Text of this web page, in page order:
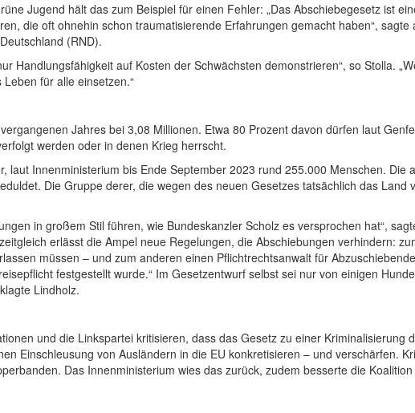
Jugend hält das zum Beispiel für einen Fehler: „Das Abschiebe­gesetz ist
die oft ohnehin schon traumatisierende Erfahrungen gemacht haben“,
(RND).
Handlungs­fähigkeit auf Kosten der Schwächsten demonstrieren“, so Stolla.
für alle einsetzen.“
Jahres bei 3,08 Millionen. Etwa 80 Prozent davon dürfen laut
werden oder in denen Krieg herrscht.
Innenministerium bis Ende September 2023 rund 255.000 Menschen. Die
Die Gruppe derer, die wegen des neuen Gesetzes tatsächlich das Land
in großem Stil führen, wie Bundes­kanzler Scholz es versprochen hat“,
erlässt die Ampel neue Regelungen, die Abschiebungen verhindern:
müssen – und zum anderen einen Pflicht­rechtsanwalt für
festgestellt wurde.“ Im Gesetz­entwurf selbst sei nur von einigen
Lindholz.
und die Linkspartei kritisieren, dass das Gesetz zu einer Kriminalisierung
Einschleusung von Ausländern in die EU konkretisieren – und verschärfen.
Das Innen­ministerium wies das zurück, zudem besserte die